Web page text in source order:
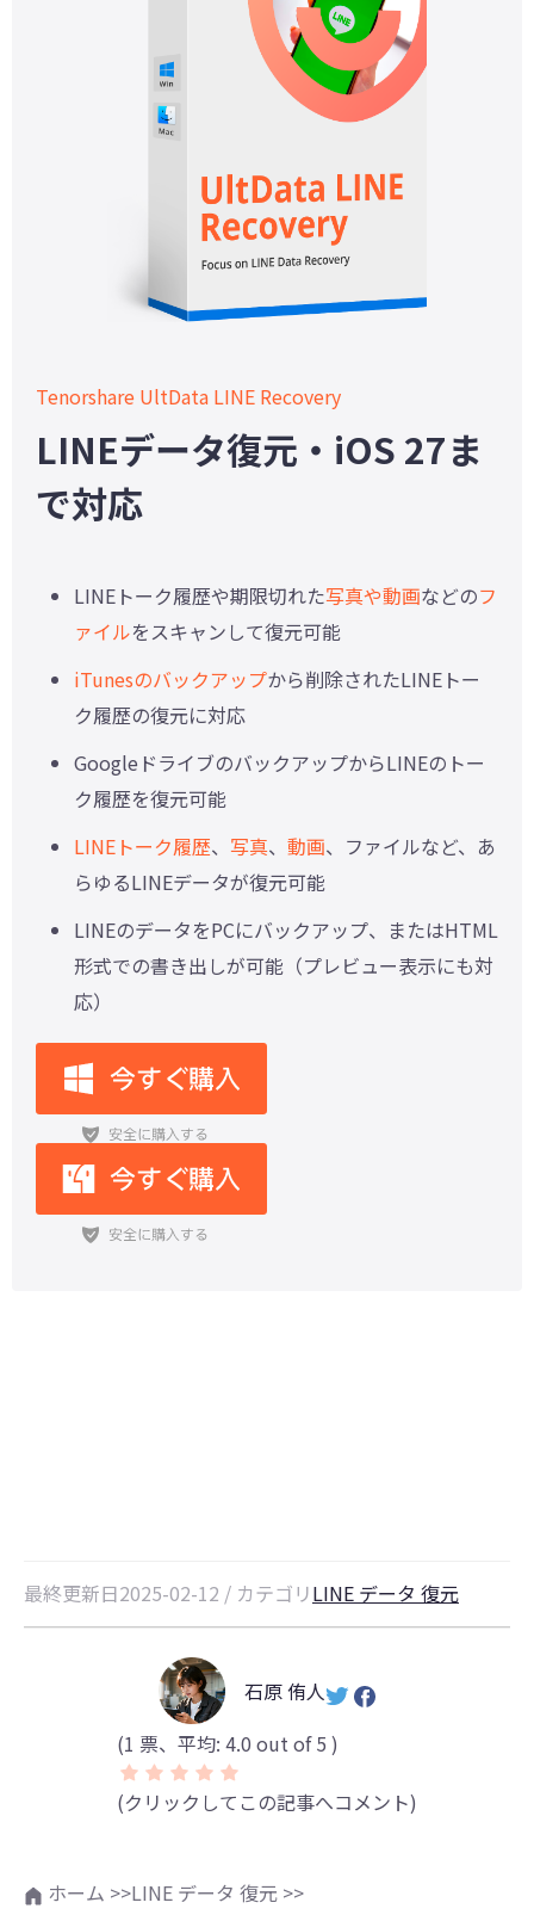
Tenorshare UltData LINE Recovery
LINEデータ復元・iOS 27ま
で対応
LINEトーク履歴や期限切れた写真や動画などのフ
ァイルをスキャンして復元可能
iTunesのバックアップから削除されたLINEトー
ク履歴の復元に対応
GoogleドライブのバックアップからLINEのトー
ク履歴を復元可能
LINEトーク履歴、 写真、 動画、ファイルなど、あ
らゆるLINEデータが復元可能
LINEのデータをPCにバックアップ、またはHTML
形式での書き出しが可能（プレビュー表示にも対
応）
最終更新日2025-02-12 / カテゴリLINE データ 復元
石原 侑人
(1 票、平均: 4.0 out of 5 )
(クリックしてこの記事へコメント)
ホーム >>LINE データ 復元 >>